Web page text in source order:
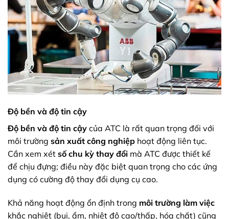
Độ bền và độ tin cậy
Độ bền và độ tin cậy của ATC là rất quan trọng đối với
môi trường sản xuất công nghiệp hoạt động liên tục.
Cần xem xét số chu kỳ thay đổi mà ATC được thiết kế
để chịu đựng; điều này đặc biệt quan trọng cho các ứng
dụng có cường độ thay đổi dụng cụ cao.
Khả năng hoạt động ổn định trong môi trường làm việc
khắc nghiệt (bụi, ẩm, nhiệt độ cao/thấp, hóa chất) cũng